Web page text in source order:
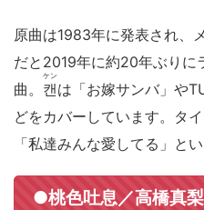
原曲は1983年に発表され、
だと2019年に約20年ぶりに
曲。 캔
ケン
は「お嫁サンバ」や
どをカバーしています。タ
「私達みんな愛してる」と
●桃色吐息／高橋真